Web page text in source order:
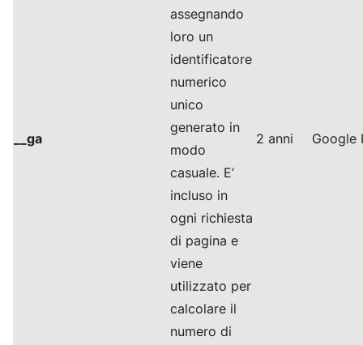
__ga
assegnando
loro un
identificatore
numerico
unico
generato in
modo
casuale. E’
incluso in
ogni richiesta
di pagina e
viene
utilizzato per
calcolare il
numero di
2 anni Google